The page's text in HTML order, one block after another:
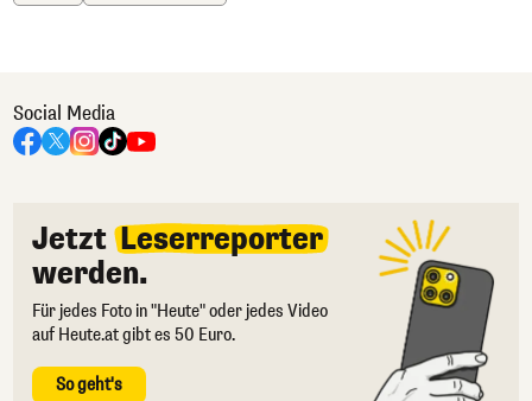
Social Media
Jetzt Leserreporter
werden.
Für jedes Foto in "Heute" oder jedes Video
auf Heute.at gibt es 50 Euro.
So geht's